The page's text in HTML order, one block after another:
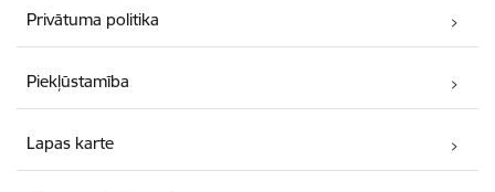
Privātuma politika
Piekļūstamība
Lapas karte